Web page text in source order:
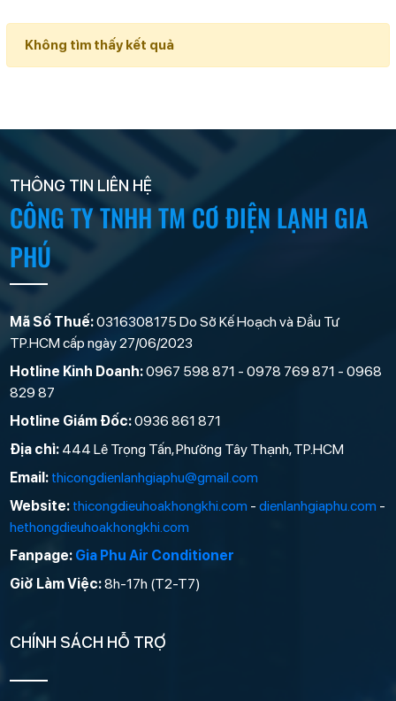
Không tìm thấy kết quả
THÔNG TIN LIÊN HỆ
CÔNG TY TNHH TM CƠ ĐIỆN LẠNH GIA
PHÚ
Mã Số Thuế:0316308175 Do Sở Kế Hoạch và Đầu Tư
TP.HCM cấp ngày 27/06/2023
Hotline Kinh Doanh:0967 598 871 - 0978 769 871 - 0968
829 87
Hotline Giám Đốc:0936 861 871
Địa chỉ: 444 Lê Trọng Tấn, Phường Tây Thạnh, TP.HCM
Email: thicongdienlanhgiaphu@gmail.com
Website: thicongdieuhoakhongkhi.com -dienlanhgiaphu.com -
hethongdieuhoakhongkhi.com
Fanpage: Gia Phu Air Conditioner
Giờ Làm Việc:8h-17h (T2-T7)
CHÍNH SÁCH HỖ TRỢ